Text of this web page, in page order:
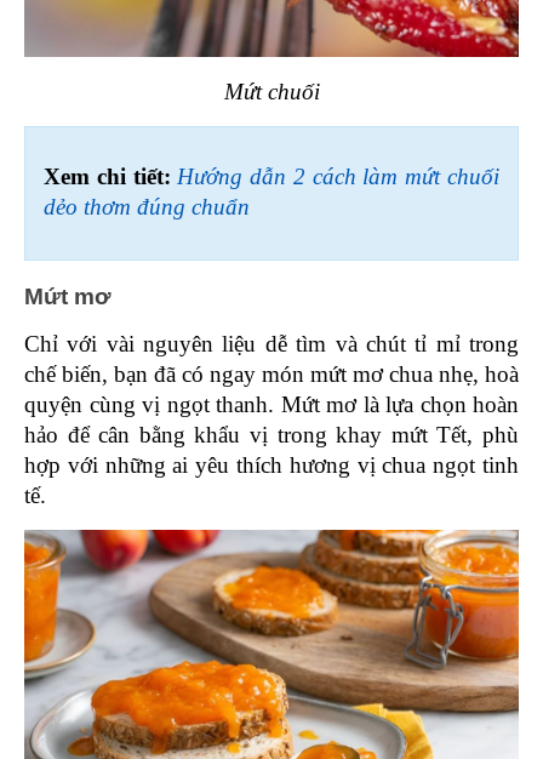
Mứt chuối
Xem chi tiết: Hướng dẫn 2 cách làm mứt chuối
dẻo thơm đúng chuẩn
Mứt mơ
Chỉ với vài nguyên liệu dễ tìm và chút tỉ mỉ trong
chế biến, bạn đã có ngay món mứt mơ chua nhẹ, hoà
quyện cùng vị ngọt thanh. Mứt mơ là lựa chọn hoàn
hảo để cân bằng khẩu vị trong khay mứt Tết, phù
hợp với những ai yêu thích hương vị chua ngọt tinh
tế.